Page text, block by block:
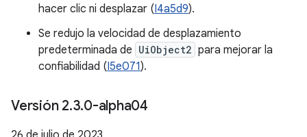
hacer clic ni desplazar (I4a5d9).
Se redujo la velocidad de desplazamiento
predeterminada de UiObject2 para mejorar la
confiabilidad (I5e071).
Versión 2.3.0-alpha04